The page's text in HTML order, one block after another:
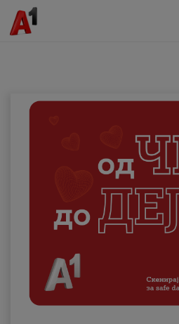
Деловни
Поддршка
Надополни кредит
Плати сметка